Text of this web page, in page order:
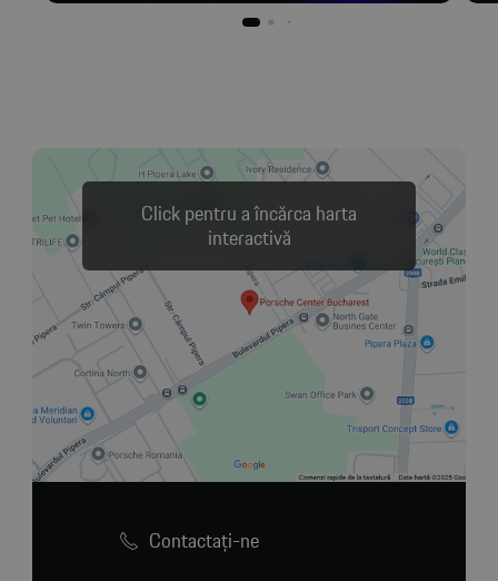
Click pentru a încărca harta
interactivă
Contactaţi-ne